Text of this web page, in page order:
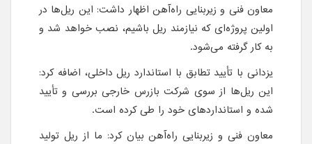
معاون فنی و زیربنایی راه‌آهن اظهار داشت:‌ این ریل‌ها در
اولین پروژه‌ای که نیازمند ریل باشیم، نصب خواهد شد و
به کار گرفته می‌شود.
یزدانی با تأیید تطابق با استاندارد ریل‌ داخلی، اضافه کرد:
این ریل‌ها از سوی شرکت بازرس خارجی بررسی و تأیید
شده و استانداردهای خود را طی کرده است.
معاون فنی و زیربنایی راه‌آهن بیان کرد: ما از ریل تولید